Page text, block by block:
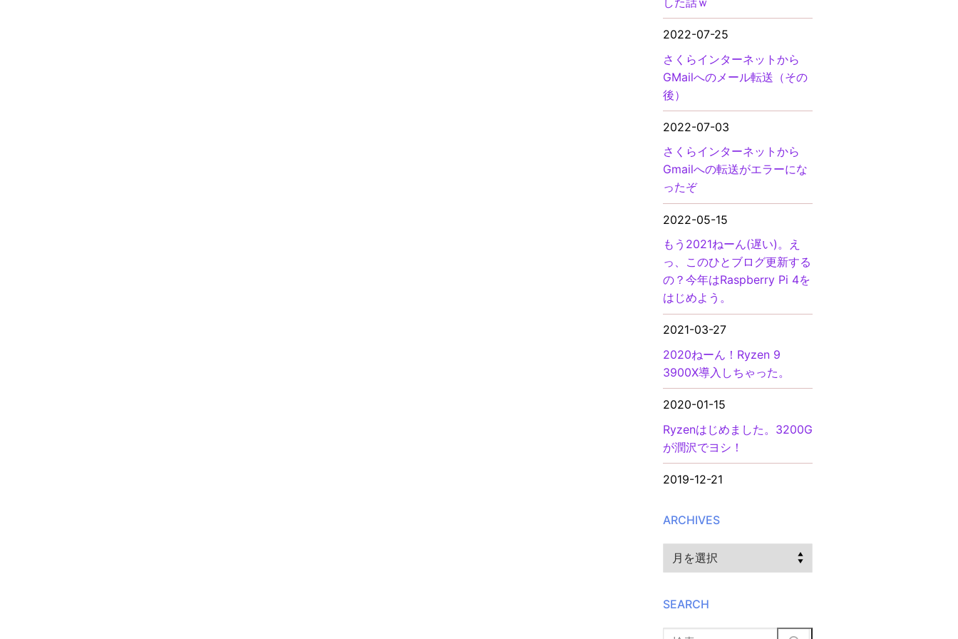
2022-07-25
さくらインターネットから
GMailへのメール転送（その
後）
2022-07-03
さくらインターネットから
Gmailへの転送がエラーにな
ったぞ
2022-05-15
もう2021ねーん(遅い)。え
っ、このひとブログ更新する
の？今年はRaspberry Pi 4を
はじめよう。
2021-03-27
2020ねーん！Ryzen 9
3900X導入しちゃった。
2020-01-15
Ryzenはじめました。3200G
が潤沢でヨシ！
2019-12-21
ARCHIVES
Archives
SEARCH